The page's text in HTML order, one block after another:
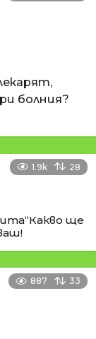
болния?
1.9k 28
ще
887 33